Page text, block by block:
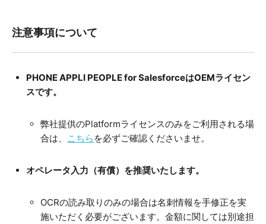
注意事項について
PHONE APPLI PEOPLE for SalesforceはOEMライセン
スです。
弊社提供のPlatformライセンスのみをご利用される場
合は、
こちら を必ずご確認くださいませ。
オペレータ入力（有償）を推奨いたします。
OCRの読み取りのみの場合は名刺情報を手修正を実
施いただく必要がございます。金額に関しては別途担